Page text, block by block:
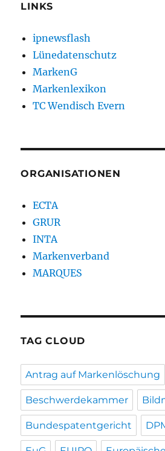
LINKS
ipnewsflash
Lünedatenschutz
MarkenG
Markenlexikon
TC Wendisch Evern
ORGANISATIONEN
ECTA
GRUR
INTA
Markenverband
MARQUES
TAG CLOUD
Antrag auf Markenlöschung
Beschwerdekammer
Bundespatentgericht